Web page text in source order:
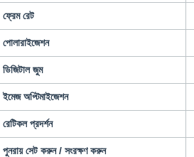
ফ্রেম রেট
পোলারাইজেশন
ডিজিটাল জুম
ইমেজ অপ্টিমাইজেশন
রেটিকল প্রদর্শন
পুনরায় সেট করুন / সংরক্ষণ করুন